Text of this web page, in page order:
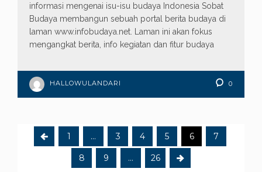
informasi mengenai isu-isu budaya Indonesia Sobat
Budaya membangun sebuah portal berita budaya di
laman www.infobudaya.net. Laman ini akan fokus
mengangkat berita, info kegiatan dan fitur budaya
HALLOWULANDARI 0
1 … 3 4 5 6 7
8 9 … 26